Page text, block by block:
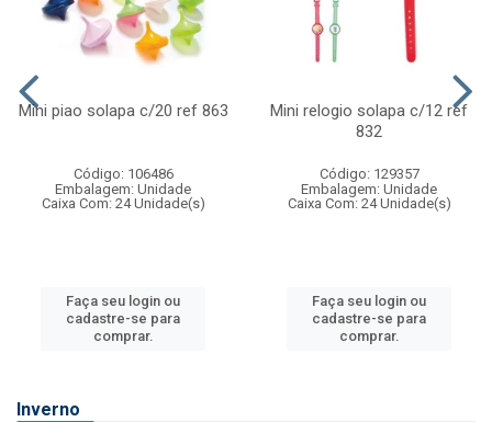
Mini piao solapa c/20 ref 863
Código: 106486
Embalagem: Unidade
Caixa Com: 24 Unidade(s)
Faça seu login ou
cadastre-se para
comprar.
Mini relogio solapa c/12 ref
832
Código: 129357
Embalagem: Unidade
Caixa Com: 24 Unidade(s)
Faça seu login ou
cadastre-se para
comprar.
Inverno